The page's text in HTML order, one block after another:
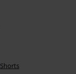
Shorts